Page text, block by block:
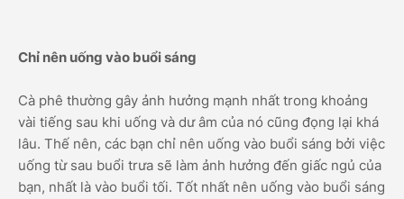
Chỉ nên uống vào buổi sáng
Cà phê thường gây ảnh hưởng mạnh nhất trong khoảng
vài tiếng sau khi uống và dư âm của nó cũng đọng lại khá
lâu. Thế nên, các bạn chỉ nên uống vào buổi sáng bởi việc
uống từ sau buổi trưa sẽ làm ảnh hưởng đến giấc ngủ của
bạn, nhất là vào buổi tối. Tốt nhất nên uống vào buổi sáng